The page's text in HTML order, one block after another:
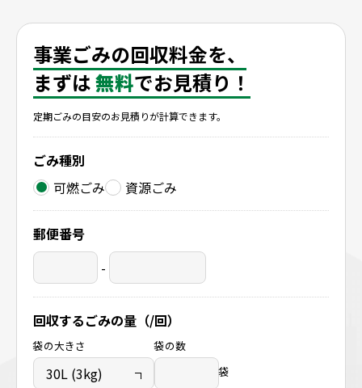
事業ごみの回収料金を、
まずは無料でお見積り！
定期ごみの目安のお見積りが計算できます。
ごみ種別
可燃ごみ
資源ごみ
郵便番号
-
回収するごみの量（/回）
袋の大きさ
袋の数
袋